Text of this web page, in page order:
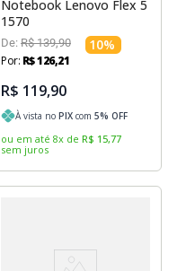
Notebook Lenovo Flex 5
1570
De: R$ 139,90 10%
Por: R$126,21
R$ 119,90
À vista no PIX com 5% OFF
ou em até 8x de R$ 15,77
sem juros